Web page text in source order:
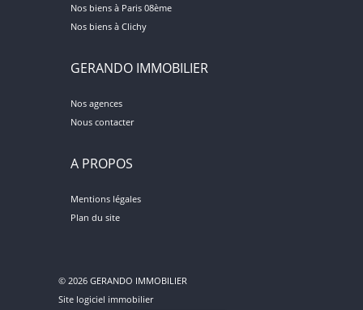
Nos biens à Paris 08ème
Nos biens à Clichy
GERANDO IMMOBILIER
Nos agences
Nous contacter
A PROPOS
Mentions légales
Plan du site
© 2026 GERANDO IMMOBILIER
Site logiciel immobilier